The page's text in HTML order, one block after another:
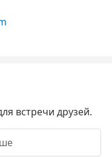
встречи друзей.